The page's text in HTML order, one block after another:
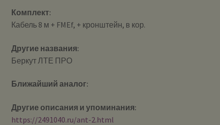
Комплект:
Кабель 8 м + FMEf, + кронштейн, в кор.
Другие названия:
Беркут ЛТЕ ПРО
Ближайший аналог:
Другие описания и упоминания:
https://2491040.ru/ant-2.html